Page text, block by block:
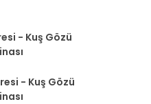
- Kuş Gözü
- Kuş Gözü